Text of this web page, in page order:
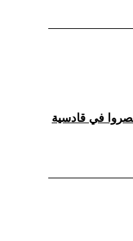
في قادسية